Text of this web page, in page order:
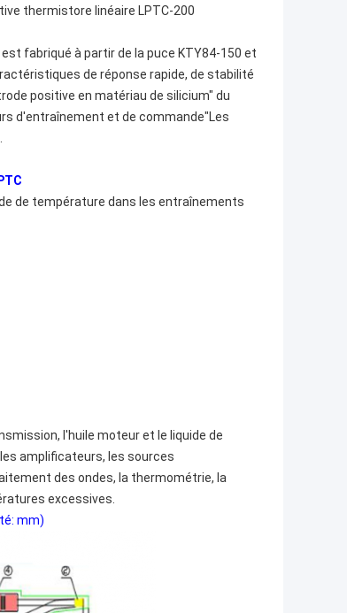
thermistore linéaire LPTC-200
fabriqué à partir de la puce KTY84-150 et
de réponse rapide, de stabilité
positive en matériau de silicium" du
d'entraînement et de commande"Les
de température dans les entraînements
l'huile moteur et le liquide de
amplificateurs, les sources
des ondes, la thermométrie, la
excessives.
mm)